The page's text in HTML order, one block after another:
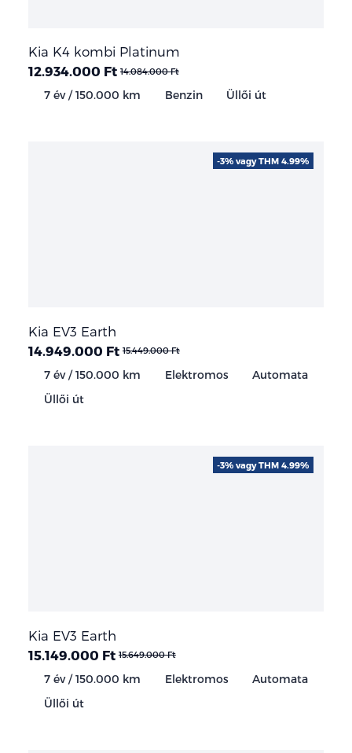
Kia K4 kombi Platinum
12.934.000 Ft 14.084.000 Ft
7 év / 150.000 km Benzin Üllői út
Kia EV3 Earth
14.949.000 Ft 15.449.000 Ft
7 év / 150.000 km Elektromos
Automata
Üllői út
-3% vagy THM 4.99%
Kia EV3 Earth
15.149.000 Ft 15.649.000 Ft
7 év / 150.000 km Elektromos
Automata
Üllői út
-3% vagy THM 4.99%